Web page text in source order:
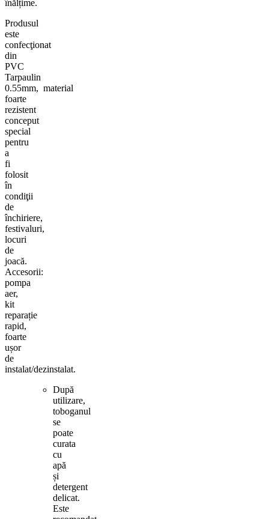
înălțime.
Produsul
este
confecţionat
din
PVC
Tarpaulin
0.55mm, material
foarte
rezistent
conceput
special
pentru
a
fi
folosit
în
condiţii
de
închiriere,
festivaluri,
locuri
de
joacă.
Accesorii:
pompa
aer,
kit
reparație
rapid,
foarte
ușor
de
instalat/dezinstalat.
După
utilizare,
toboganul
se
poate
curata
cu
apă
și
detergent
delicat.
Este